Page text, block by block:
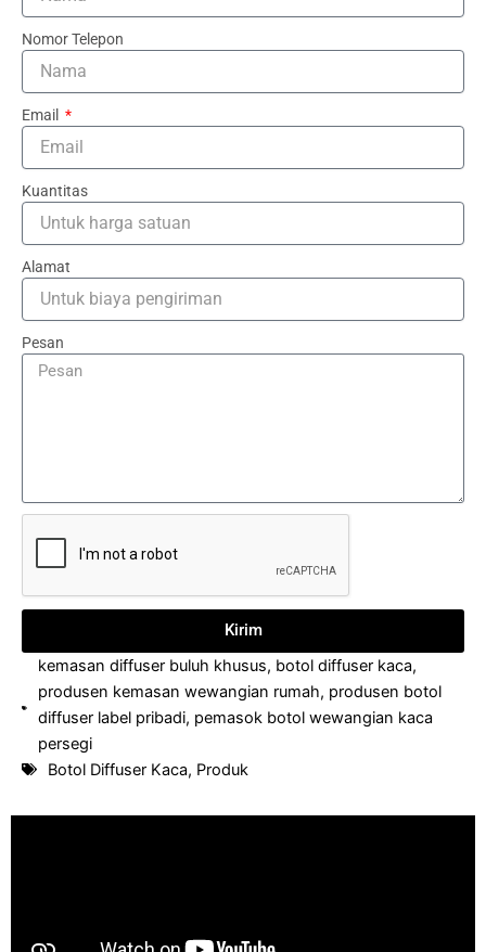
Nomor Telepon
Email
Kuantitas
Alamat
Pesan
Kirim
kemasan diffuser buluh khusus, botol diffuser kaca,
produsen kemasan wewangian rumah, produsen botol
diffuser label pribadi, pemasok botol wewangian kaca
persegi
Botol Diffuser Kaca, Produk